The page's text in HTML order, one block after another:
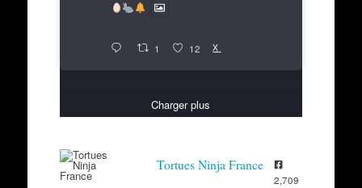
1 12 X
Charger plus
Tortues Ninja France
2,709